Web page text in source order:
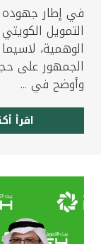
في إطار جهوده
التمويل
الوهمية،
الجمهور على
وأوضح في ...
اقرأ